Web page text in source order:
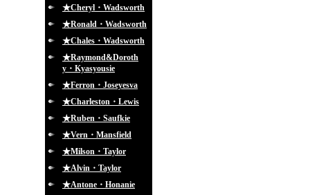
★Cheryl・Wadsworth
★Ronald・Wadsworth
★Chales・Wadsworth
★Raymond&Doroth
y・Kyasyousie
★Ferron・Joseyesva
★Charleston・Lewis
★Ruben・Saufkie
★Vern・Mansfield
★Milson・Taylor
★Alvin・Taylor
★Antone・Honanie